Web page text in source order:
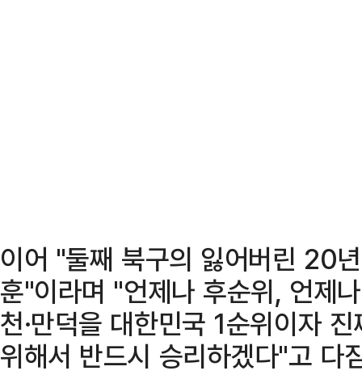
이어 "둘째 북구의 잃어버린 20
훈"이라며 "언제나 후순위, 언제
천·만덕을 대한민국 1순위이자
위해서 반드시 승리하겠다"고 다